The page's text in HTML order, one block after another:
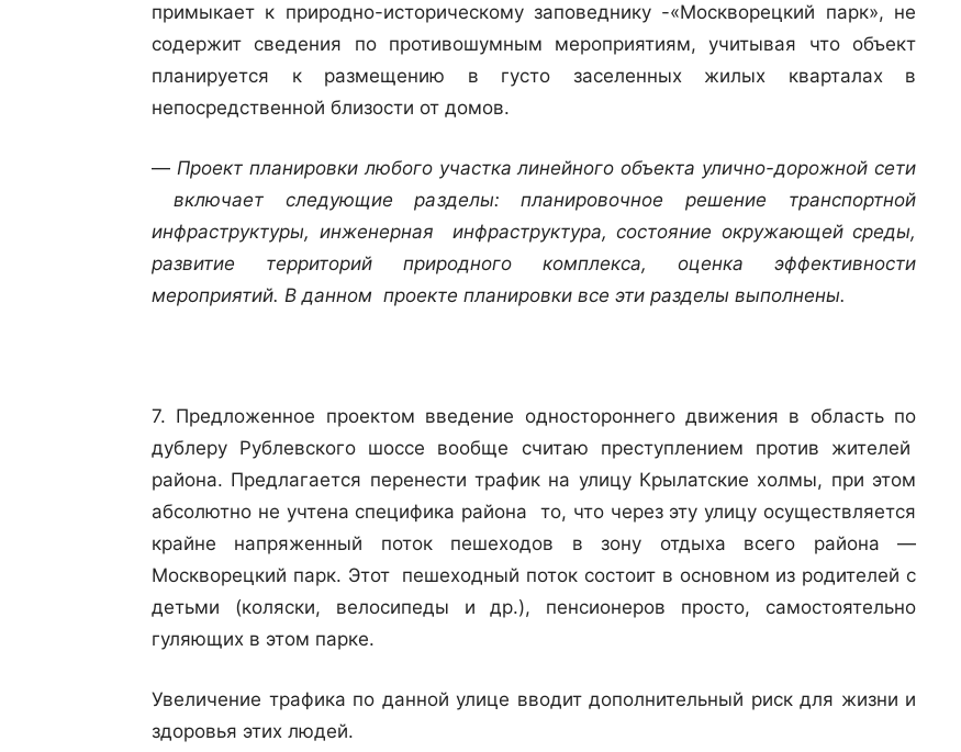
примыкает к природно-историческому заповеднику -«Москворецкий парк», не
содержит сведения по противошумным мероприятиям, учитывая что объект
планируется к размещению в густо заселенных жилых кварталах в
непосредственной близости от домов.
— Проект планировки любого участка линейного объекта улично-дорожной сети
включает следующие разделы: планировочное решение транспортной
инфраструктуры, инженерная инфраструктура, состояние окружающей среды,
развитие территорий природного комплекса, оценка эффективности
мероприятий. В данном проекте планировки все эти разделы выполнены.
7. Предложенное проектом введение одностороннего движения в область по
дублеру Рублевского шоссе вообще считаю преступлением против жителей
района. Предлагается перенести трафик на улицу Крылатские холмы, при этом
абсолютно не учтена специфика района то, что через эту улицу осуществляется
крайне напряженный поток пешеходов в зону отдыха всего района —
Москворецкий парк. Этот пешеходный поток состоит в основном из родителей с
детьми (коляски, велосипеды и др.), пенсионеров просто, самостоятельно
гуляющих в этом парке.
Увеличение трафика по данной улице вводит дополнительный риск для жизни и
здоровья этих людей.